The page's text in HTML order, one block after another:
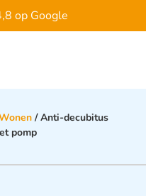
op Google
/ Anti-decubitus
pomp